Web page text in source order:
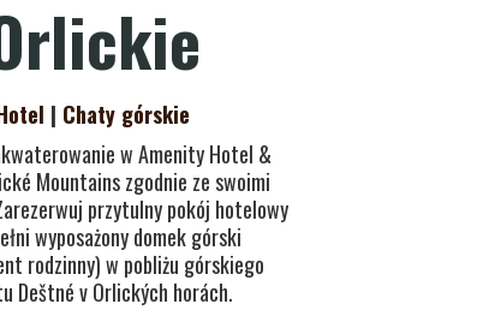
| Chaty górskie
w Amenity Hotel &
Mountains zgodnie ze swoimi
przytulny pokój hotelowy
wyposażony domek górski
rodzinny) w pobliżu górskiego
Deštné v Orlických horách.